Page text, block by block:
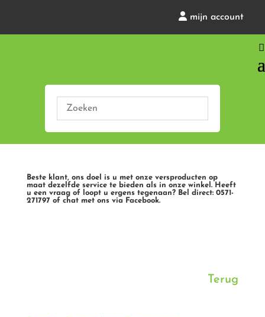
mijn account
Beste klant, ons doel is u met onze versproducten op
maat dezelfde service te bieden als in onze winkel. Heeft
u een vraag of loopt u ergens tegenaan? Bel direct: 0571-
271797 of chat met ons via Facebook.
Terug